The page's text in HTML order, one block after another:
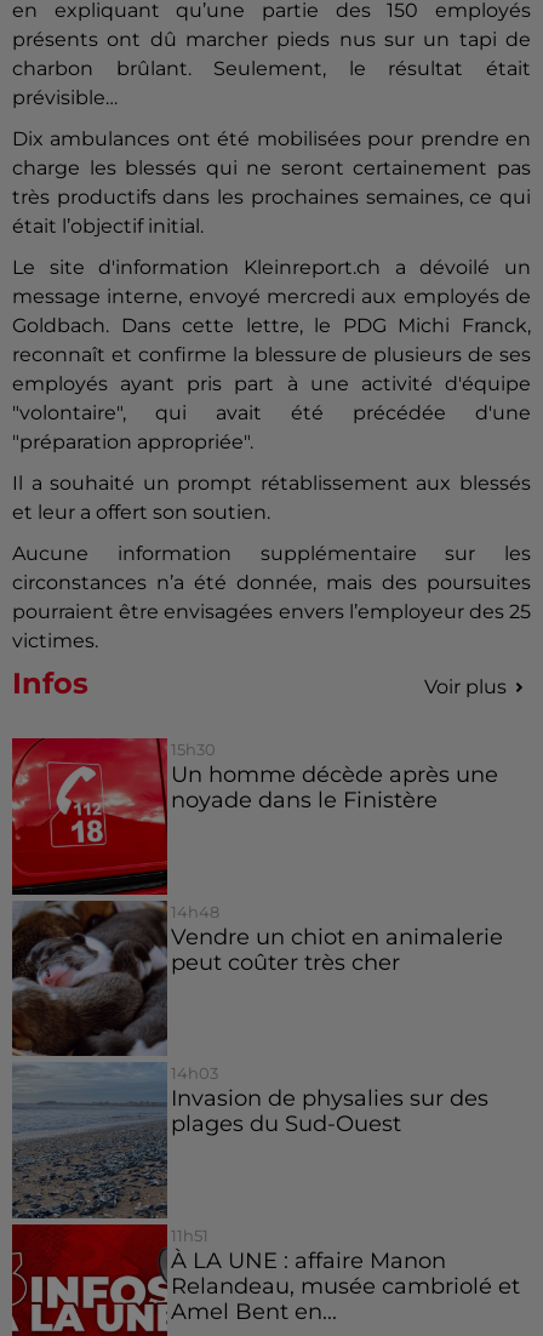
en expliquant qu’une partie des 150 employés
présents ont dû marcher pieds nus sur un tapi de
charbon brûlant. Seulement, le résultat était
prévisible…
Dix ambulances ont été mobilisées pour prendre en
charge les blessés qui ne seront certainement pas
très productifs dans les prochaines semaines, ce qui
était l’objectif initial.
Le site d'information Kleinreport.ch a dévoilé un
message interne, envoyé mercredi aux employés de
Goldbach. Dans cette lettre, le PDG Michi Franck,
reconnaît et confirme la blessure de plusieurs de ses
employés ayant pris part à une activité d'équipe
"volontaire", qui avait été précédée d'une
"préparation appropriée".
Il a souhaité un prompt rétablissement aux blessés
et leur a offert son soutien.
Aucune information supplémentaire sur les
circonstances n’a été donnée, mais des poursuites
pourraient être envisagées envers l’employeur des 25
victimes.
Infos Voir plus
15h30
Un homme décède après une
noyade dans le Finistère
14h48
Vendre un chiot en animalerie
peut coûter très cher
14h03
Invasion de physalies sur des
plages du Sud-Ouest
11h51
À LA UNE : affaire Manon
Relandeau, musée cambriolé et
Amel Bent en...